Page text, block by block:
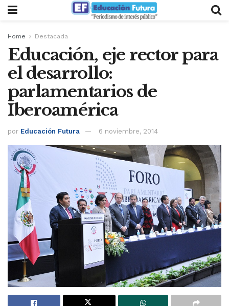
Home Destacada
Educación, eje rector para
el desarrollo:
parlamentarios de
Iberoamérica
por Educación Futura 6 noviembre, 2014